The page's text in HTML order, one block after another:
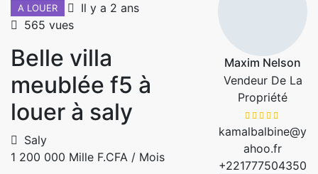
A LOUER
Il y a 2 ans
565 vues
Belle villa
meublée f5 à
louer à saly
Saly
1 200 000 Mille F.CFA / Mois
Maxim Nelson
Vendeur De La
Propriété
kamalbalbine@y
ahoo.fr
+221777504350